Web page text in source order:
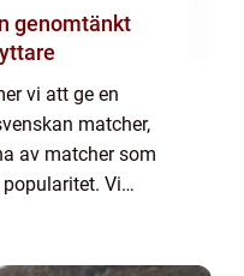
vi att ge en
matcher,
av matcher som
Vi